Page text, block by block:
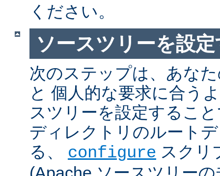
ください。
ソースツリーを設
次のステップは、あな
と 個人的な要求に合う
スツリーを設定するこ
ディレクトリのルート
る、 configure スクリ